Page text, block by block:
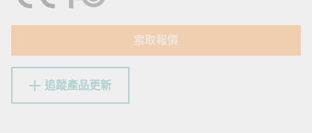
索取報價
追蹤產品更新